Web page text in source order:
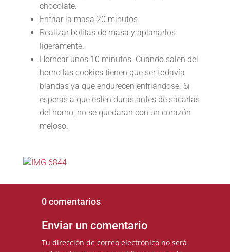
chocolate.
Enfriar la masa 20 minutos.
Realizar bolitas de masa y aplanarlos
ligeramente.
Hornear unos 10 minutos. Cuando salen del
horno las cookies tienen que ser todavía
blandas ya que endurecen enfriándose. Si
esperas a que estén duras antes de sacarlas
del horno, no se quedaran con un corazón
meloso.
0 comentarios
Enviar un comentario
Tu dirección de correo electrónico no será